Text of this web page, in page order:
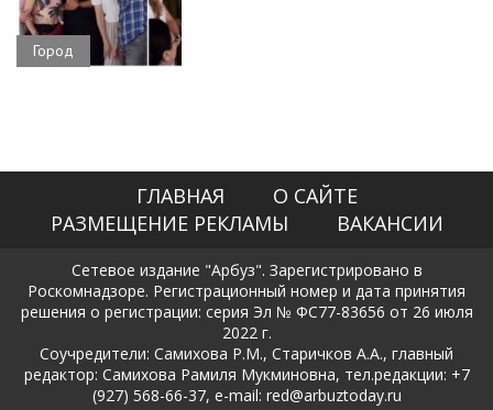
Город
ГЛАВНАЯ
О САЙТЕ
РАЗМЕЩЕНИЕ РЕКЛАМЫ
ВАКАНСИИ
Сетевое издание "Арбуз". Зарегистрировано в
Роскомнадзоре. Регистрационный номер и дата принятия
решения о регистрации: серия Эл № ФС77-83656 от 26 июля
2022 г.
Соучредители: Самихова Р.М., Старичков А.А., главный
редактор: Самихова Рамиля Мукминовна, тел.редакции: +7
(927) 568-66-37, e-mail: red@arbuztoday.ru